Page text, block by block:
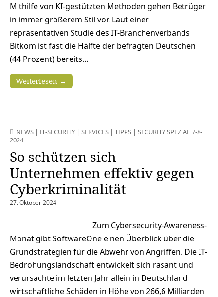
Mithilfe von KI-gestützten Methoden gehen Betrüger
in immer größerem Stil vor. Laut einer
repräsentativen Studie des IT-Branchenverbands
Bitkom ist fast die Hälfte der befragten Deutschen
(44 Prozent) bereits…
Weiterlesen →
NEWS | IT-SECURITY | SERVICES | TIPPS | SECURITY SPEZIAL 7-8-
2024
So schützen sich
Unternehmen effektiv gegen
Cyberkriminalität
27. Oktober 2024
Zum Cybersecurity-Awareness-
Monat gibt SoftwareOne einen Überblick über die
Grundstrategien für die Abwehr von Angriffen. Die IT-
Bedrohungslandschaft entwickelt sich rasant und
verursachte im letzten Jahr allein in Deutschland
wirtschaftliche Schäden in Höhe von 266,6 Milliarden